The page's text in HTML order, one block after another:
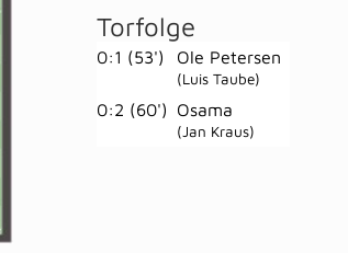
Torfolge
0:1 (53') Ole Petersen
(Luis Taube)
0:2 (60') Osama
(Jan Kraus)